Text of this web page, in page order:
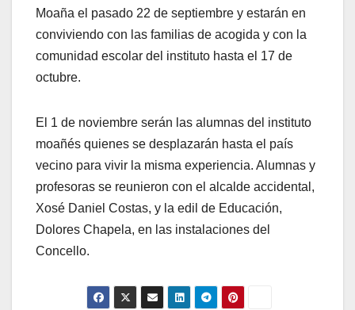
Moaña el pasado 22 de septiembre y estarán en
conviviendo con las familias de acogida y con la
comunidad escolar del instituto hasta el 17 de
octubre.
El 1 de noviembre serán las alumnas del instituto
moañés quienes se desplazarán hasta el país
vecino para vivir la misma experiencia. Alumnas y
profesoras se reunieron con el alcalde accidental,
Xosé Daniel Costas, y la edil de Educación,
Dolores Chapela, en las instalaciones del
Concello.